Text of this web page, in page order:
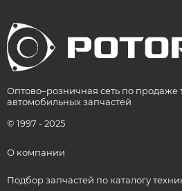
Оптово–розничная сеть по продаже
автомобильных запчастей
© 1997 - 2025
О компании
Подбор запчастей по каталогу